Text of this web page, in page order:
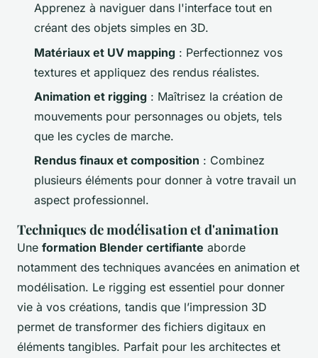
Apprenez à naviguer dans l'interface tout en
créant des objets simples en 3D.
Matériaux et UV mapping : Perfectionnez vos
textures et appliquez des rendus réalistes.
Animation et rigging : Maîtrisez la création de
mouvements pour personnages ou objets, tels
que les cycles de marche.
Rendus finaux et composition : Combinez
plusieurs éléments pour donner à votre travail un
aspect professionnel.
Techniques de modélisation et d'animation
Une formation Blender certifiante aborde
notamment des techniques avancées en animation et
modélisation. Le rigging est essentiel pour donner
vie à vos créations, tandis que l’impression 3D
permet de transformer des fichiers digitaux en
éléments tangibles. Parfait pour les architectes et